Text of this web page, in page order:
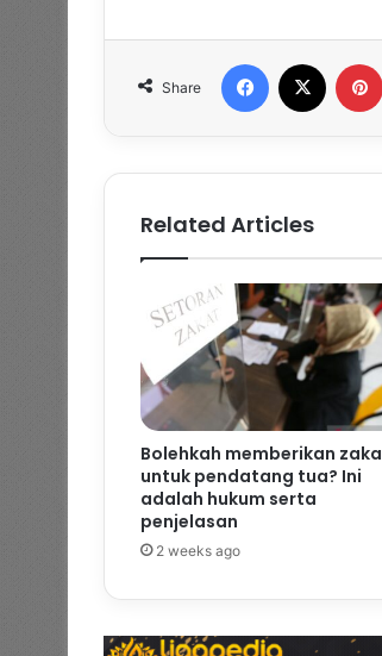
Share
Related Articles
Bolehkah memberikan
untuk pendatang tua? Ini
adalah hukum serta
penjelasan
2 weeks ago